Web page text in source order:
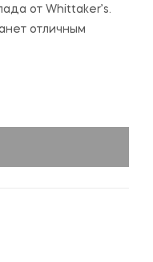
от Whittaker’s.
отличным